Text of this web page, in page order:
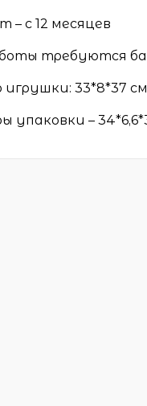
– с 12 месяцев
требуются
игрушки: 33*8*37 см
упаковки –